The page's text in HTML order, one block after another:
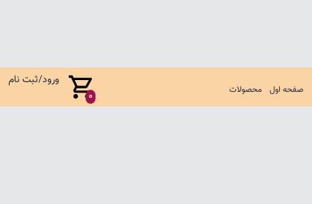
صفحه اول محصولات 0
ورود/ثبت نام